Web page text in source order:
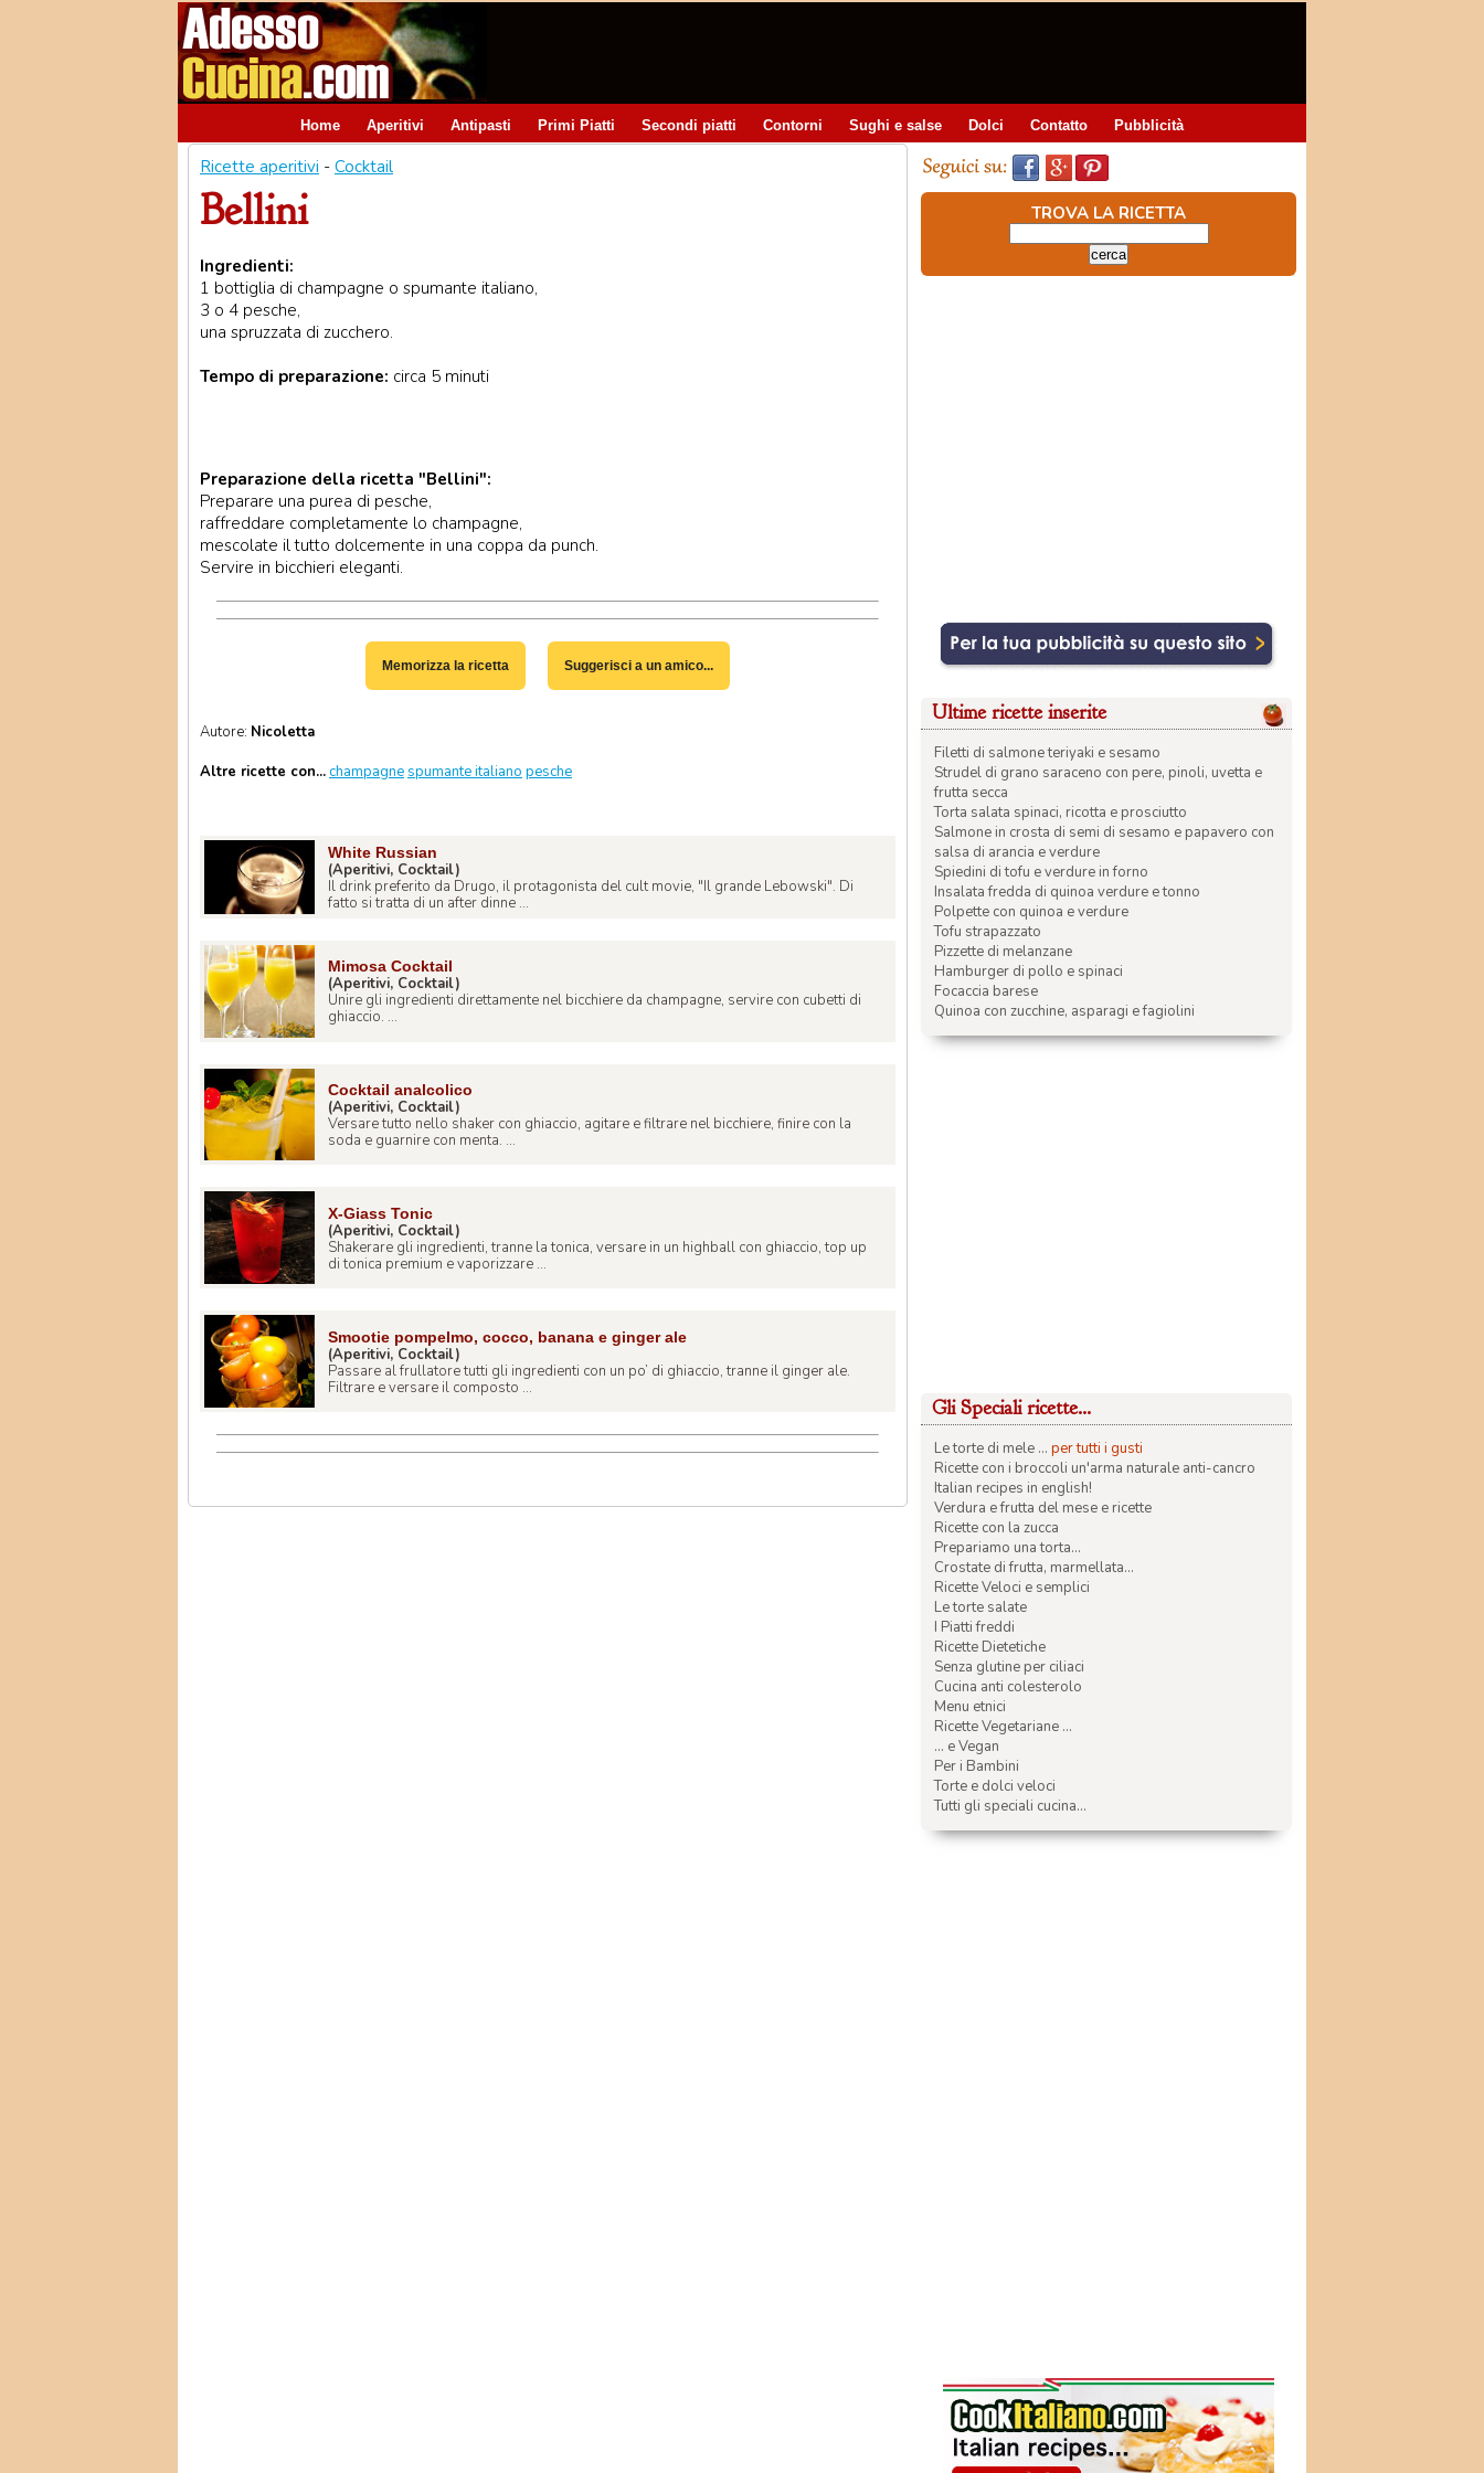
Home Aperitivi Antipasti Primi Piatti Secondi piatti Contorni Sughi e salse Dolci Contatto Pubblicità
Ricette aperitivi - Cocktail
Bellini
Ingredienti:
1 bottiglia di champagne o spumante italiano,
3 o 4 pesche,
una spruzzata di zucchero.
Tempo di preparazione: circa 5 minuti
Preparazione della ricetta "Bellini":
Preparare una purea di pesche,
raffreddare completamente lo champagne,
mescolate il tutto dolcemente in una coppa da punch.
Servire in bicchieri eleganti.
Memorizza la ricetta Suggerisci a un amico...
Autore: Nicoletta
Altre ricette con...champagne spumante italiano pesche
White Russian
(Aperitivi, Cocktail)
Il drink preferito da Drugo, il protagonista del cult movie, "Il grande Lebowski". Di
fatto si tratta di un after dinne ...
Mimosa Cocktail
(Aperitivi, Cocktail)
Unire gli ingredienti direttamente nel bicchiere da champagne, servire con cubetti di
ghiaccio. ...
Cocktail analcolico
(Aperitivi, Cocktail)
Versare tutto nello shaker con ghiaccio, agitare e filtrare nel bicchiere, finire con la
soda e guarnire con menta. ...
X-Giass Tonic
(Aperitivi, Cocktail)
Shakerare gli ingredienti, tranne la tonica, versare in un highball con ghiaccio, top up
di tonica premium e vaporizzare ...
Smootie pompelmo, cocco, banana e ginger ale
(Aperitivi, Cocktail)
Passare al frullatore tutti gli ingredienti con un po’ di ghiaccio, tranne il ginger ale.
Filtrare e versare il composto ...
TROVA LA RICETTA
Ultime ricette inserite
Filetti di salmone teriyaki e sesamo
Strudel di grano saraceno con pere, pinoli, uvetta e
frutta secca
Torta salata spinaci, ricotta e prosciutto
Salmone in crosta di semi di sesamo e papavero con
salsa di arancia e verdure
Spiedini di tofu e verdure in forno
Insalata fredda di quinoa verdure e tonno
Polpette con quinoa e verdure
Tofu strapazzato
Pizzette di melanzane
Hamburger di pollo e spinaci
Focaccia barese
Quinoa con zucchine, asparagi e fagiolini
Gli Speciali ricette...
Le torte di mele ... per tutti i gusti
Ricette con i broccoli un'arma naturale anti-cancro
Italian recipes in english!
Verdura e frutta del mese e ricette
Ricette con la zucca
Prepariamo una torta...
Crostate di frutta, marmellata...
Ricette Veloci e semplici
Le torte salate
I Piatti freddi
Ricette Dietetiche
Senza glutine per ciliaci
Cucina anti colesterolo
Menu etnici
Ricette Vegetariane ...
... e Vegan
Per i Bambini
Torte e dolci veloci
Tutti gli speciali cucina...